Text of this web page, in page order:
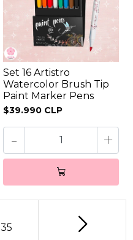
Set 16 Artistro
Watercolor Brush Tip
Paint Marker Pens
$39.990 CLP
- +
35